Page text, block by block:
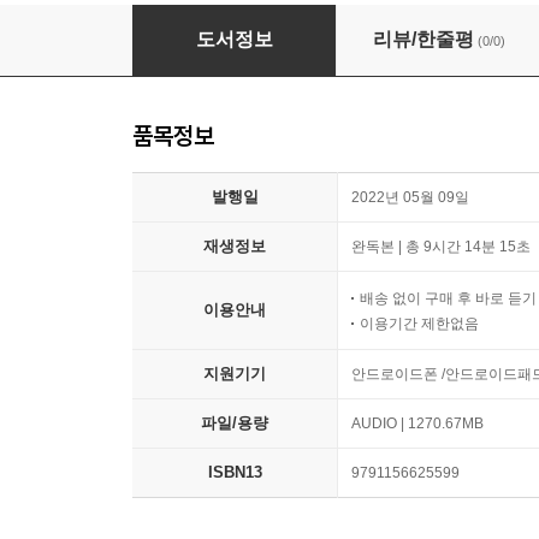
인간 이재명
도서정보 리뷰/한줄평 (0/0)
품목정보
발행일 2022년 05월 09일
재생정보 완독본 | 총 9시간 14분 15초
이용안내
배송 없이 구매 후 바로 듣기
이용기간 제한없음
지원기기 안드로이드폰 /안드로이드패
파일/용량 AUDIO | 1270.67MB
ISBN13 9791156625599